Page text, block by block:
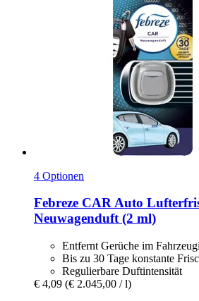
4 Optionen
Febreze CAR Auto
Neuwagenduft (2 ml)
Entfernt Gerüche im
Bis zu 30 Tage konstante
Regulierbare Duftintensität
€ 4,09 (€ 2.045,00 / l)